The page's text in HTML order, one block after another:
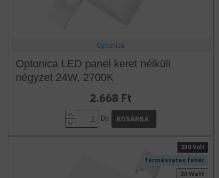
Optonica
Optonica LED panel keret nélküli
négyzet 24W, 2700K
2.668 Ft
Db KOSÁRBA
Természetes fehér
230 Volt
24 Watt